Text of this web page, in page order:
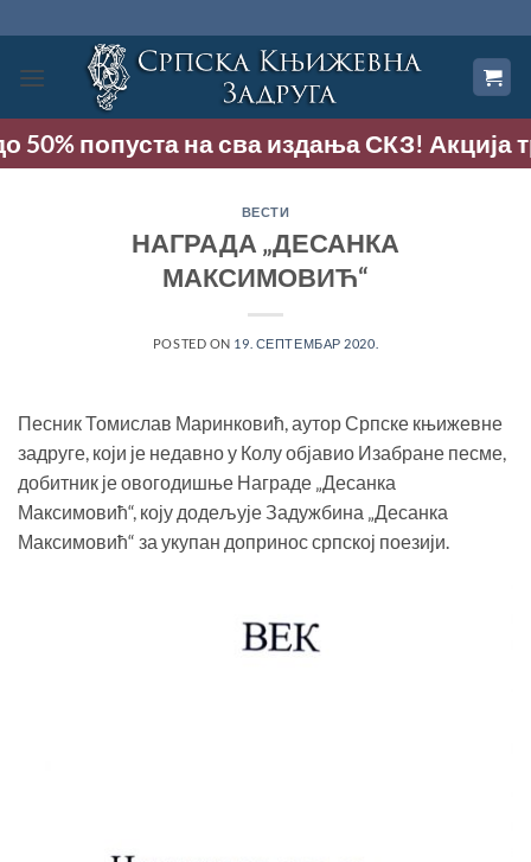
на
садржај
50% попуста на сва издања СКЗ! Акција
ВЕСТИ
НАГРАДА „ДЕСАНКА
МАКСИМОВИЋ“
POSTED ON 19. СЕПТЕМБАР 2020.
Песник Томислав Маринковић, аутор Српске књижевне
задруге, који је недавно у Колу објавио Изабране песме,
добитник је овогодишње Награде „Десанка
Максимовић“, коју додељује Задужбина „Десанка
Максимовић“ за укупан допринос српској поезији.